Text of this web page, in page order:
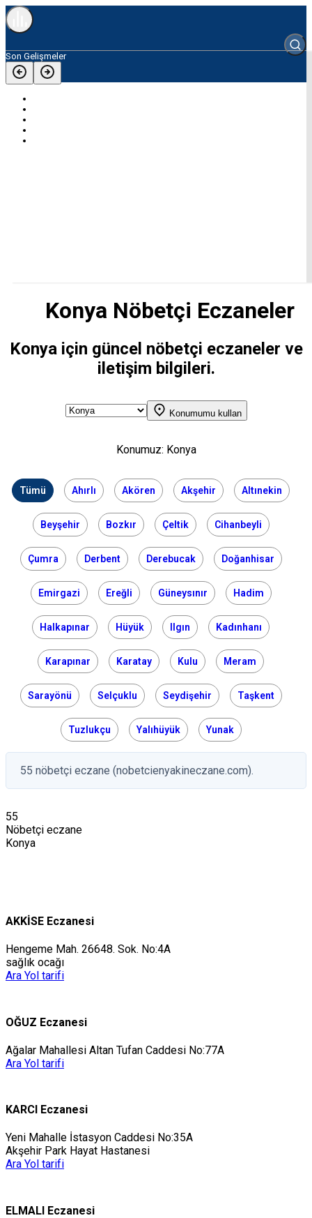
Son Gelişmeler
Konya Nöbetçi Eczaneler
Konya için güncel nöbetçi eczaneler ve
iletişim bilgileri.
Konumumu kullan
Konumuz: Konya
Tümü Ahırlı Akören Akşehir Altınekin
Beyşehir Bozkır Çeltik Cihanbeyli
Çumra Derbent Derebucak Doğanhisar
Emirgazi Ereğli Güneysınır Hadim
Halkapınar Hüyük Ilgın Kadınhanı
Karapınar Karatay Kulu Meram
Sarayönü Selçuklu Seydişehir Taşkent
Tuzlukçu Yalıhüyük Yunak
55 nöbetçi eczane (nobetcienyakineczane.com).
55
Nöbetçi eczane
Konya
AKKİSE Eczanesi
Hengeme Mah. 26648. Sok. No:4A
sağlık ocağı
Ara Yol tarifi
OĞUZ Eczanesi
Ağalar Mahallesi Altan Tufan Caddesi No:77A
Ara Yol tarifi
KARCI Eczanesi
Yeni Mahalle İstasyon Caddesi No:35A
Akşehir Park Hayat Hastanesi
Ara Yol tarifi
ELMALI Eczanesi